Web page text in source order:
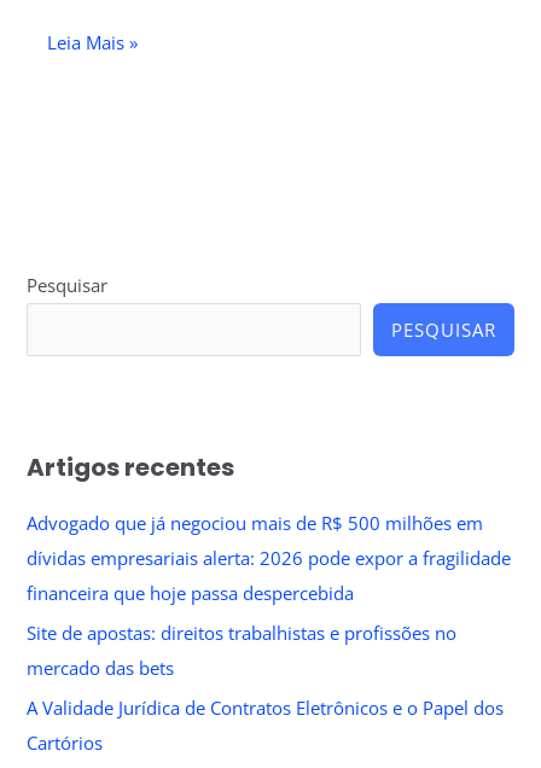
Leia Mais »
Pesquisar
PESQUISAR
Artigos recentes
Advogado que já negociou mais de R$ 500 milhões em
dívidas empresariais alerta: 2026 pode expor a fragilidade
financeira que hoje passa despercebida
Site de apostas: direitos trabalhistas e profissões no
mercado das bets
A Validade Jurídica de Contratos Eletrônicos e o Papel dos
Cartórios